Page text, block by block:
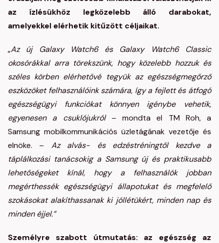
az ízlésükhöz legközelebb álló darabokat,
amelyekkel elérhetik kitűzött céljaikat.
„Az új Galaxy Watch6 és Galaxy Watch6 Classic
okosórákkal arra törekszünk, hogy közelebb hozzuk és
széles körben elérhetővé tegyük az egészségmegőrző
eszközöket felhasználóink számára, így a fejlett és átfogó
egészségügyi funkciókat könnyen igénybe vehetik,
egyenesen a csuklójukról – mondta el TM Roh, a
Samsung mobilkommunikációs üzletágának vezetője és
elnöke. – Az alvás- és edzéstréningtől kezdve a
táplálkozási tanácsokig a Samsung új és praktikusabb
lehetőségeket kínál, hogy a felhasználók jobban
megérthessék egészségügyi állapotukat és megfelelő
szokásokat alakíthassanak ki jóllétükért, minden nap és
minden éjjel.”
Személyre szabott útmutatás: az egészség az